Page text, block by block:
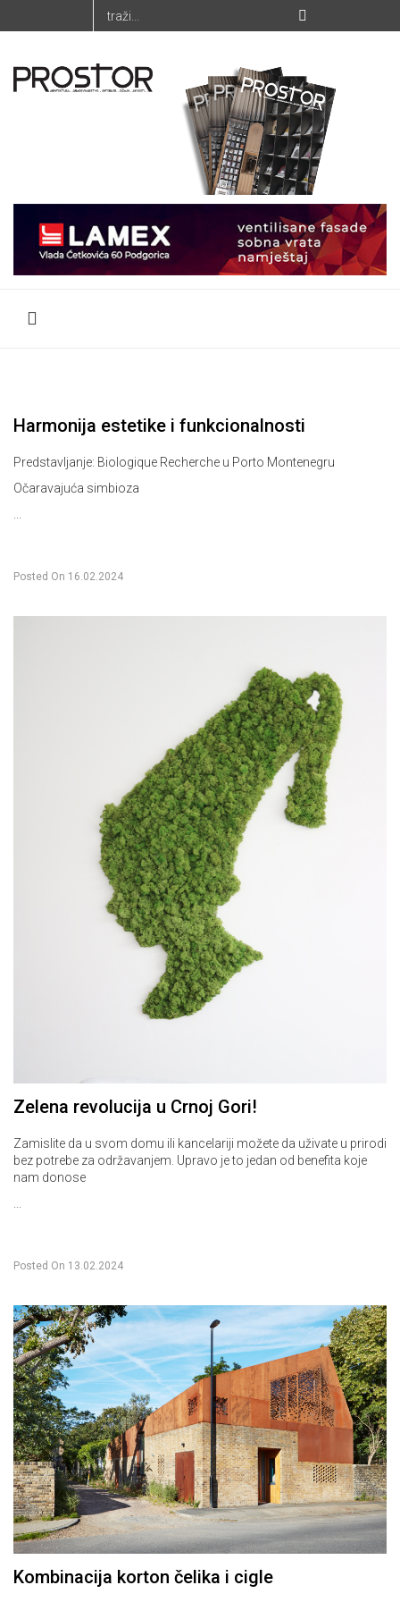
Posted On 16.02.2024
Harmonija estetike i funkcionalnosti
Predstavljanje: Biologique Recherche u Porto Montenegru
Očaravajuća simbioza
Posted On 13.02.2024
Zelena revolucija u Crnoj Gori!
Zamislite da u svom domu ili kancelariji možete da uživate u prirodi
bez potrebe za održavanjem. Upravo je to jedan od benefita koje
nam donose
Kombinacija korton čelika i cigle